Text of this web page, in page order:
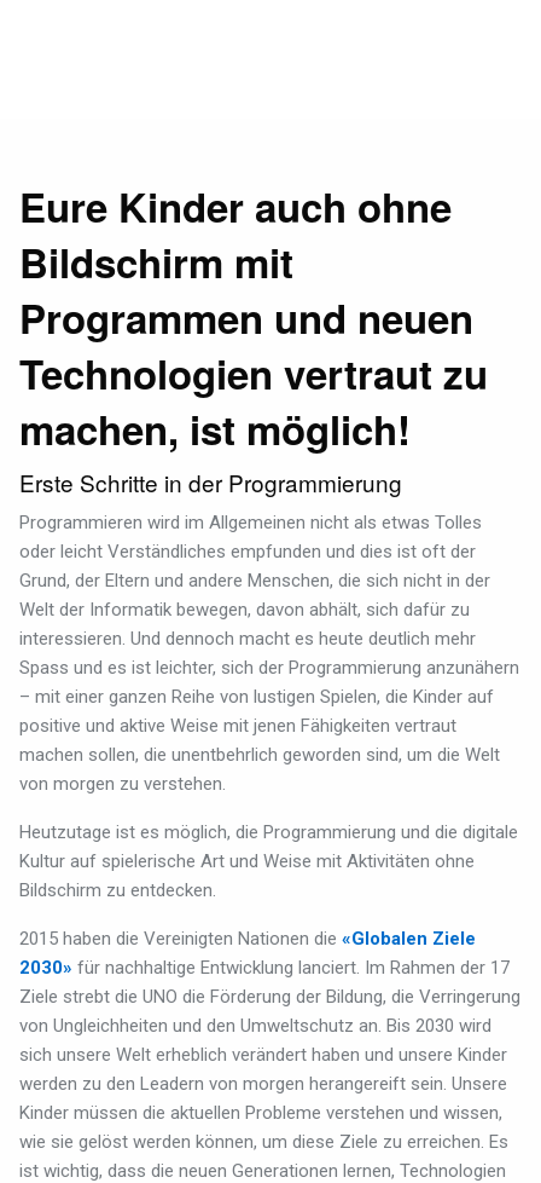
Eure Kinder auch ohne
Bildschirm mit
Programmen und neuen
Technologien vertraut zu
machen, ist möglich!
Erste Schritte in der Programmierung
Programmieren wird im Allgemeinen nicht als etwas Tolles
oder leicht Verständliches empfunden und dies ist oft der
Grund, der Eltern und andere Menschen, die sich nicht in der
Welt der Informatik bewegen, davon abhält, sich dafür zu
interessieren. Und dennoch macht es heute deutlich mehr
Spass und es ist leichter, sich der Programmierung anzunähern
– mit einer ganzen Reihe von lustigen Spielen, die Kinder auf
positive und aktive Weise mit jenen Fähigkeiten vertraut
machen sollen, die unentbehrlich geworden sind, um die Welt
von morgen zu verstehen.
Heutzutage ist es möglich, die Programmierung und die digitale
Kultur auf spielerische Art und Weise mit Aktivitäten ohne
Bildschirm zu entdecken.
2015 haben die Vereinigten Nationen die «Globalen Ziele
2030» für nachhaltige Entwicklung lanciert. Im Rahmen der 17
Ziele strebt die UNO die Förderung der Bildung, die Verringerung
von Ungleichheiten und den Umweltschutz an. Bis 2030 wird
sich unsere Welt erheblich verändert haben und unsere Kinder
werden zu den Leadern von morgen herangereift sein. Unsere
Kinder müssen die aktuellen Probleme verstehen und wissen,
wie sie gelöst werden können, um diese Ziele zu erreichen. Es
ist wichtig, dass die neuen Generationen lernen, Technologien